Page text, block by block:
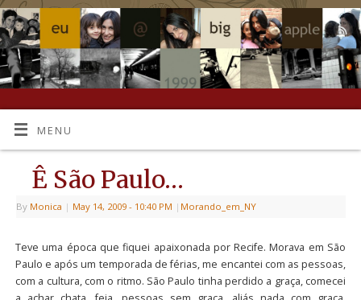
MENU
Ê São Paulo…
By Monica | May 14, 2009 - 10:40 PM | Morando_em_NY
Teve uma época que fiquei apaixonada por Recife. Morava em São
Paulo e após um temporada de férias, me encantei com as pessoas,
com a cultura, com o ritmo. São Paulo tinha perdido a graça, comecei